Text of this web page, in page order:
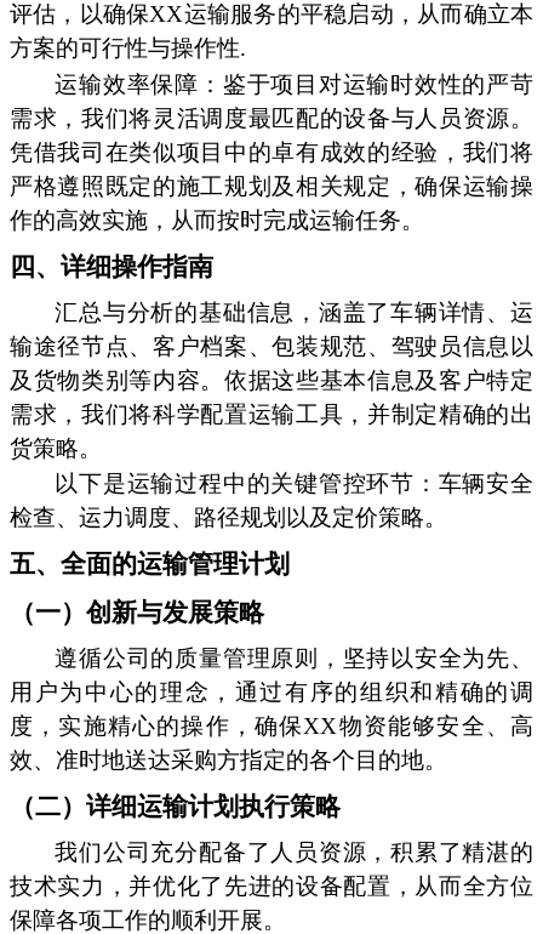
评估，以确保XX运输服务的平稳启动，从而确立本
方案的可行性与操作性.
运输效率保障：鉴于项目对运输时效性的严苛
需求，我们将灵活调度最匹配的设备与人员资源。
凭借我司在类似项目中的卓有成效的经验，我们将
严格遵照既定的施工规划及相关规定，确保运输操
作的高效实施，从而按时完成运输任务。
四、详细操作指南
汇总与分析的基础信息，涵盖了车辆详情、运
输途径节点、客户档案、包装规范、驾驶员信息以
及货物类别等内容。依据这些基本信息及客户特定
需求，我们将科学配置运输工具，并制定精确的出
货策略。
以下是运输过程中的关键管控环节：车辆安全
检查、运力调度、路径规划以及定价策略。
五、全面的运输管理计划
（一）创新与发展策略
遵循公司的质量管理原则，坚持以安全为先、
用户为中心的理念，通过有序的组织和精确的调
度，实施精心的操作，确保XX物资能够安全、高
效、准时地送达采购方指定的各个目的地。
（二）详细运输计划执行策略
我们公司充分配备了人员资源，积累了精湛的
技术实力，并优化了先进的设备配置，从而全方位
保障各项工作的顺利开展。